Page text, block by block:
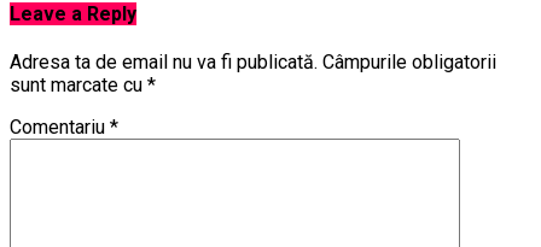
Leave a Reply
Adresa ta de email nu va fi publicată. Câmpurile obligatorii
sunt marcate cu *
Comentariu *